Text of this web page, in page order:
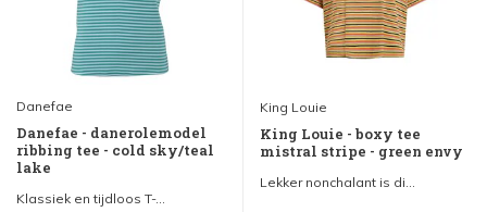
Danefae
Danefae - danerolemodel
ribbing tee - cold sky/teal
lake
Klassiek en tijdloos T-...
King Louie
King Louie - boxy tee
mistral stripe - green envy
Lekker nonchalant is di...